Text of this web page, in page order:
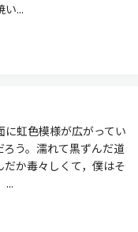
い...
虹色模様が広がってい
う。濡れて黒ずんだ道
か毒々しくて，僕はそ
...